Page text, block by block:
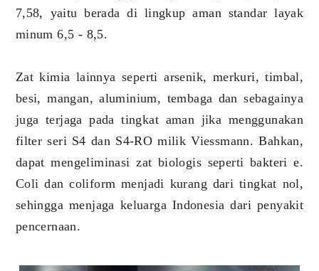
7,58, yaitu berada di lingkup aman standar layak
minum 6,5 - 8,5.
Zat kimia lainnya seperti arsenik, merkuri, timbal,
besi, mangan, aluminium, tembaga dan sebagainya
juga terjaga pada tingkat aman jika menggunakan
filter seri S4 dan S4-RO milik Viessmann. Bahkan,
dapat mengeliminasi zat biologis seperti bakteri e.
Coli dan coliform menjadi kurang dari tingkat nol,
sehingga menjaga keluarga Indonesia dari penyakit
pencernaan.